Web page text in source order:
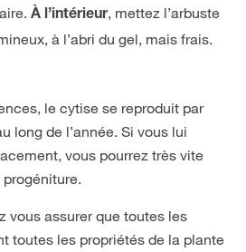
À l’intérieur, mettez l’arbuste
à l’abri du gel, mais frais.
le cytise se reproduit par
long de l’année. Si vous lui
vous pourrez très vite
vous assurer que toutes les
toutes les propriétés de la plante